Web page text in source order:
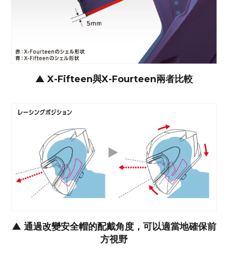
▲ X-Fifteen與X-Fourteen兩者比較
▲ 通過改變安全帽的配戴角度，可以適當地確保前
方視野